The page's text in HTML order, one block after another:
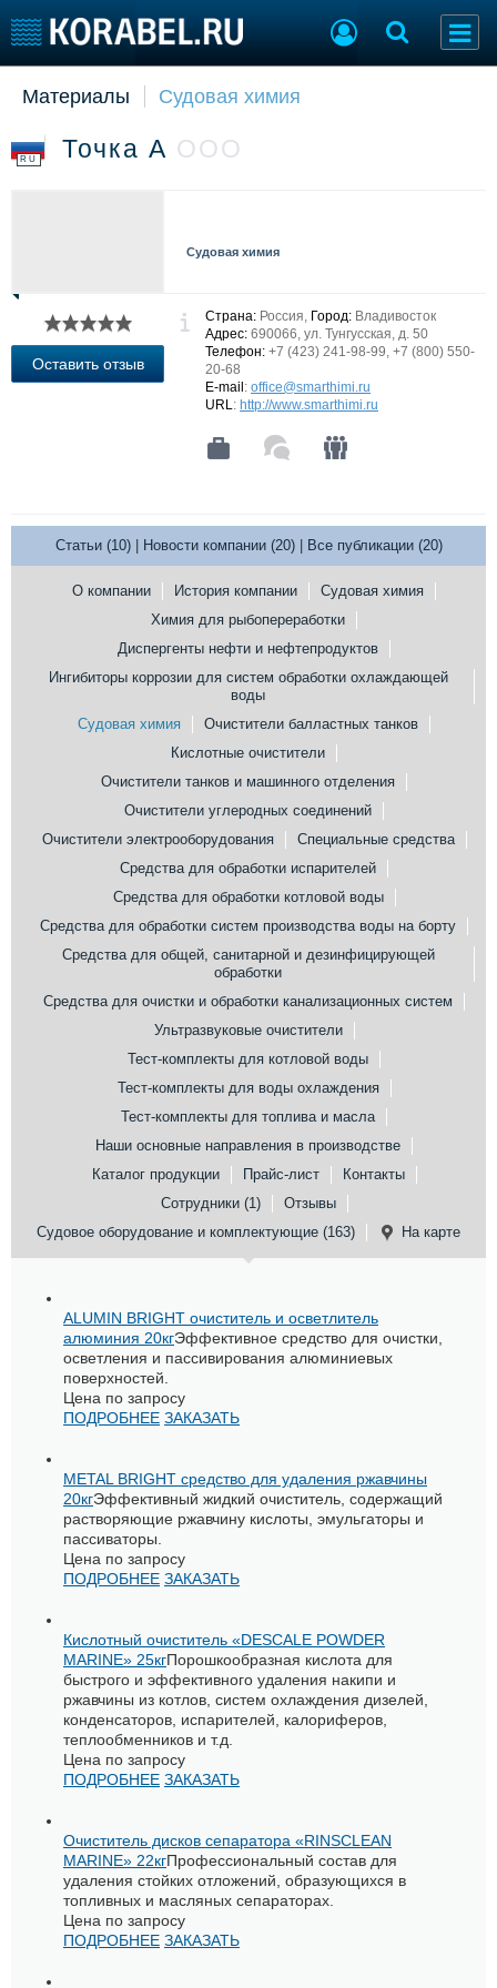
Судостроение
Новости
Реклама
Торговая площадка
Продажа флота
Услуги
Конференции
Выставки и семинары
Флот
Галерея флота
Форум
Отзывы
Материалы Судовая химия
RU Точка А ООО
Судовая химия
Оставить отзыв
Страна: Россия, Город: Владивосток
Адрес: 690066, ул. Тунгусская, д. 50
Телефон: +7 (423) 241-98-99, +7 (800) 550-
20-68
E-mail : office@smarthimi.ru
URL: http://www.smarthimi.ru
Статьи (10)| Новости компании (20)| Все публикации (20)
О компании История компании
Судовая химия
Химия для рыбопереработки
Диспергенты нефти и нефтепродуктов
Ингибиторы коррозии для систем обработки охлаждающей
воды
Судовая химия
Очистители балластных танков
Кислотные очистители
Очистители танков и машинного отделения
Очистители углеродных соединений
Очистители электрооборудования
Специальные средства
Средства для обработки испарителей
Средства для обработки котловой воды
Средства для обработки систем производства воды на борту
Средства для общей, санитарной и дезинфицирующей
обработки
Средства для очистки и обработки канализационных систем
Ультразвуковые очистители
Тест-комплекты для котловой воды
Тест-комплекты для воды охлаждения
Тест-комплекты для топлива и масла
Наши основные направления в производстве
Каталог продукции
Прайс-лист
Контакты
Сотрудники (1)
Отзывы
Судовое оборудование и комплектующие (163)
На карте
ALUMIN BRIGHT очиститель и осветлитель
алюминия 20кгЭффективное средство для очистки,
осветления и пассивирования алюминиевых
поверхностей.
Цена по запросу
ПОДРОБНЕЕ ЗАКАЗАТЬ
METAL BRIGHT средство для удаления ржавчины
20кгЭффективный жидкий очиститель, содержащий
растворяющие ржавчину кислоты, эмульгаторы и
пассиваторы.
Цена по запросу
ПОДРОБНЕЕ ЗАКАЗАТЬ
Кислотный очиститель «DESCALE POWDER
MARINE» 25кгПорошкообразная кислота для
быстрого и эффективного удаления накипи и
ржавчины из котлов, систем охлаждения дизелей,
конденсаторов, испарителей, калориферов,
теплообменников и т.д.
Цена по запросу
ПОДРОБНЕЕ ЗАКАЗАТЬ
Очиститель дисков сепаратора «RINSCLEAN
MARINE» 22кгПрофессиональный состав для
удаления стойких отложений, образующихся в
топливных и масляных сепараторах.
Цена по запросу
ПОДРОБНЕЕ ЗАКАЗАТЬ